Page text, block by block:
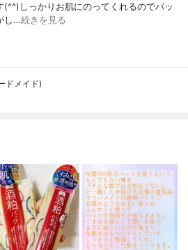
(^^)しっかりお肌にのってくれるのでパッ
し…続きを見る
ドメイド)